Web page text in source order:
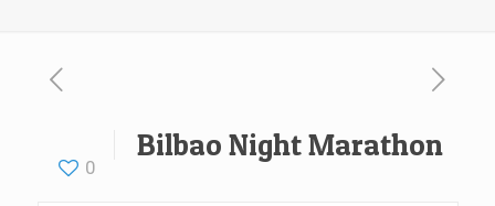
0
Bilbao Night Marathon